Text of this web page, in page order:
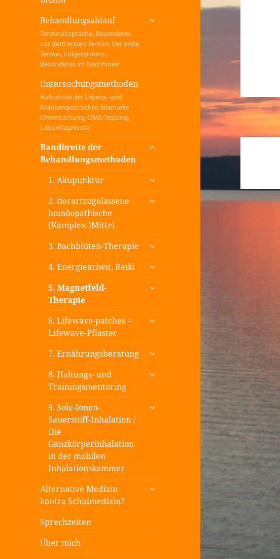
Behandlungsablauf
Terminabsprache, Besonderes
vor dem ersten Termin, Der erste
Termin, Folgetermine,
Besonderes im Nachhinein
untermenü
Untersuchungsmethoden
Aufnahme der Lebens- und
Krankengeschichte, Manuelle
Untersuchung, OME-Testung,
Labordiagnostik
Bandbreite der
Behandlungsmethoden
untermenü
1. Akupunktur
untermenü
öffnen
2. tierartzugelassene
homöopathische
(Komplex-)Mittel
untermenü
3. Bachblüten-Therapie
untermenü
öffnen
4. Energiearbeit, Reiki
untermenü
öffnen
5. Magnetfeld-
Therapie
untermenü
6. Lifewave-patches =
Lifewave-Pflaster
untermenü
7. Ernährungsberatung
untermenü
öffnen
8. Haltungs- und
Trainingsmentoring
untermenü
9. Sole-Ionen-
Sauerstoff-Inhalation /
Die
Ganzkörperinhalation
in der mobilen
Inhalationskammer
untermenü
Alternative Medizin
kontra Schulmedizin?
untermenü
Sprechzeiten
Über mich